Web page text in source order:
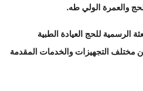
والعمرة الولي طه.
الرسمية للحج العيادة الطبية
مختلف التجهيزات والخدمات المقدمة